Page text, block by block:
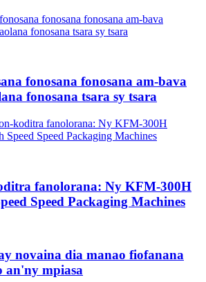
fonosana fonosana am-bava
fonosana tsara sy tsara
fanolorana: Ny KFM-300H
​​Speed ​​Packaging Machines
novaina dia manao fiofanana
an'ny mpiasa